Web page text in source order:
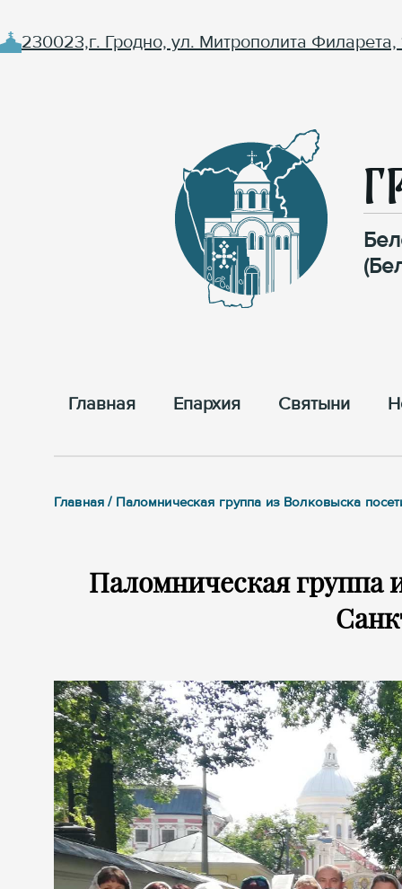
230023,г. Гродно, ул. Митрополита Филарета,
Главная Епархия Cвятыни
Главная / Паломническая группа из Волковыска
Паломническая группа